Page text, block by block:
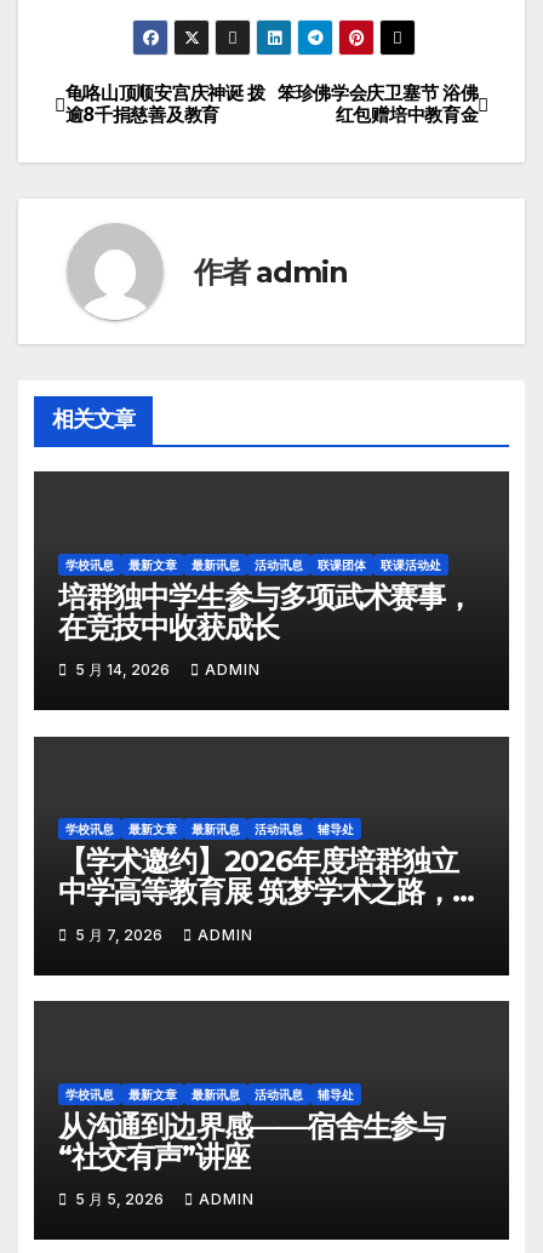
文
章
航
笨珍佛学会庆卫塞节 浴佛
红包赠培中教育金
龟咯山顶顺安宫庆神诞 拨
逾8千捐慈善及教育
作者admin
相关文章
学校讯息 最新文章 最新讯息 活动讯息 联课团体 联课活动处
培群独中学生参与多项武术赛事，
在竞技中收获成长
5 月 14, 2026 ADMIN
学校讯息 最新文章 最新讯息 活动讯息 辅导处
【学术邀约】2026年度培群独立
中学高等教育展 筑梦学术之路，共
绘育人蓝图
5 月 7, 2026 ADMIN
学校讯息 最新文章 最新讯息 活动讯息 辅导处
从沟通到边界感——宿舍生参与
“社交有声”讲座
5 月 5, 2026 ADMIN